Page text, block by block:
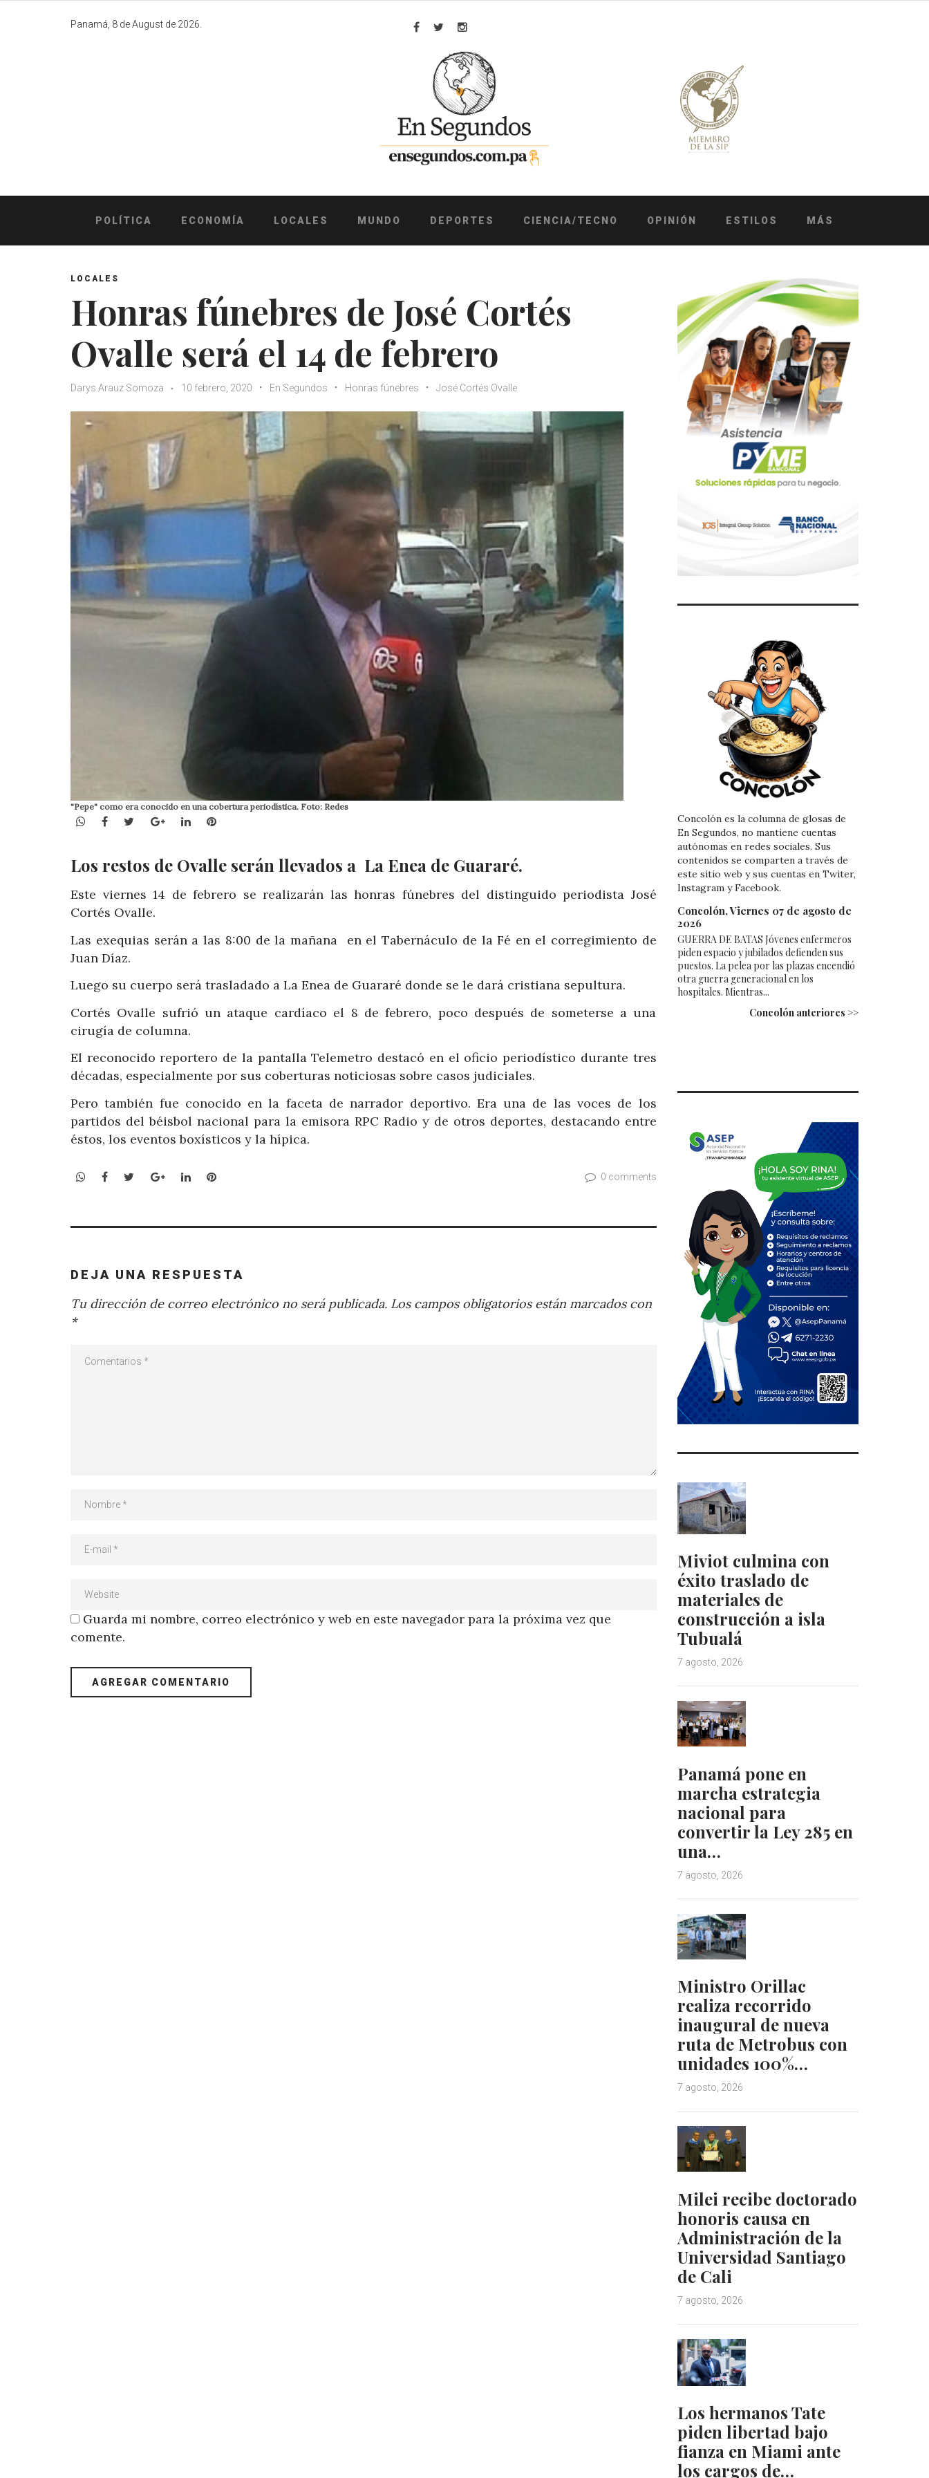
Panamá, 8 de August de 2026.
Facebook
TwitterInstagram
POLÍTICA ECONOMÍA LOCALES MUNDO DEPORTES CIENCIA/TECNO OPINIÓN ESTILOS MÁS
LOCALES
Honras fúnebres de José Cortés
Ovalle será el 14 de febrero
Darys Arauz Somoza 10 febrero, 2020 En Segundos Honras fúnebres José Cortés Ovalle
"Pepe" como era conocido en una cobertura periodística. Foto: Redes
WhatsApp
Facebook
TwitterGoogle+LinkedInPinterest
Los restos de Ovalle serán llevados a La Enea de Guararé.
Este viernes 14 de febrero se realizarán las honras fúnebres del distinguido periodista José
Cortés Ovalle.
Las exequias serán a las 8:00 de la mañana en el Tabernáculo de la Fé en el corregimiento de
Juan Díaz.
Luego su cuerpo será trasladado a La Enea de Guararé donde se le dará cristiana sepultura.
Cortés Ovalle sufrió un ataque cardíaco el 8 de febrero, poco después de someterse a una
cirugía de columna.
El reconocido reportero de la pantalla Telemetro destacó en el oficio periodístico durante tres
décadas, especialmente por sus coberturas noticiosas sobre casos judiciales.
Pero también fue conocido en la faceta de narrador deportivo. Era una de las voces de los
partidos del béisbol nacional para la emisora RPC Radio y de otros deportes, destacando entre
éstos, los eventos boxísticos y la hípica.
WhatsApp
Facebook
TwitterGoogle+LinkedInPinterest 0 comments
DEJA UNA RESPUESTA
Tu dirección de correo electrónico no será publicada. Los campos obligatorios están marcados con
*
Guarda mi nombre, correo electrónico y web en este navegador para la próxima vez que
comente.
Concolón es la columna de glosas de
En Segundos, no mantiene cuentas
autónomas en redes sociales. Sus
contenidos se comparten a través de
este sitio web y sus cuentas en Twiter,
Instagram y Facebook.
Concolón, Viernes 07 de agosto de
2026
GUERRA DE BATAS Jóvenes enfermeros
piden espacio y jubilados defienden sus
puestos. La pelea por las plazas encendió
otra guerra generacional en los
hospitales. Mientras...
Concolón anteriores >>
Miviot culmina con
éxito traslado de
materiales de
construcción a isla
Tubualá
7 agosto, 2026
Panamá pone en
marcha estrategia
nacional para
convertir la Ley 285 en
una…
7 agosto, 2026
Ministro Orillac
realiza recorrido
inaugural de nueva
ruta de Metrobus con
unidades 100%…
7 agosto, 2026
Milei recibe doctorado
honoris causa en
Administración de la
Universidad Santiago
de Cali
7 agosto, 2026
Los hermanos Tate
piden libertad bajo
fianza en Miami ante
los cargos de…